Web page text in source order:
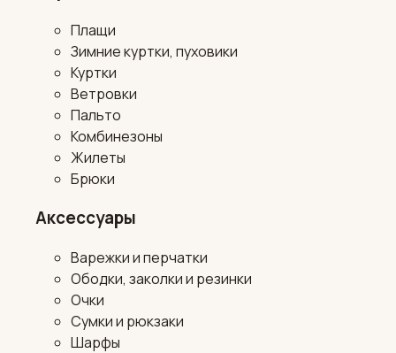
Плащи
Зимние куртки, пуховики
Куртки
Ветровки
Пальто
Комбинезоны
Жилеты
Брюки
Аксессуары
Варежки и перчатки
Ободки, заколки и резинки
Очки
Сумки и рюкзаки
Шарфы